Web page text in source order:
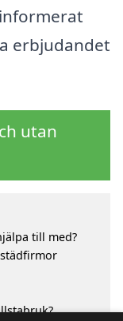
erbjudandet
utan
till med?